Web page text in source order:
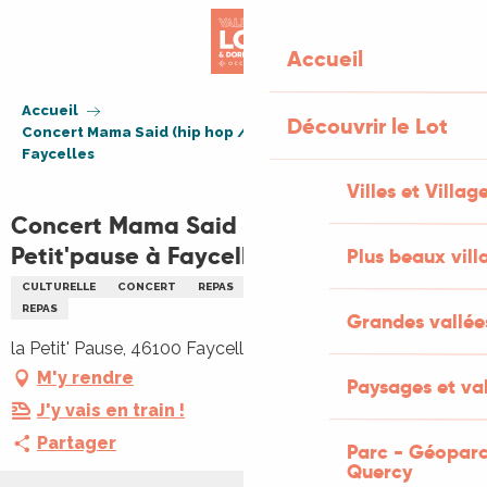
Accueil
Découvrir le Lot
Villes et
Plus beaux
Grandes
Paysages et
Parc -
Quercy
Accueil
Concert Mama Said (hip hop / soul) à la Petit'pause à
Faycelles
Concert Mama Said (hip hop / soul) à la
Petit'pause à Faycelles
CULTURELLE CONCERT REPAS
MUSIQUE DU MONDE
REPAS
la Petit' Pause, 46100 Faycelles
M'y rendre
J'y vais en train !
Partager